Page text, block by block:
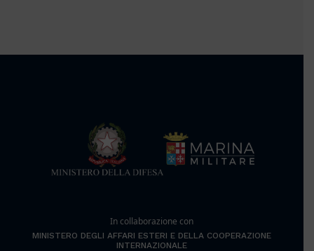
In collaborazione con
MINISTERO DEGLI AFFARI ESTERI E DELLA COOPERAZIONE
INTERNAZIONALE